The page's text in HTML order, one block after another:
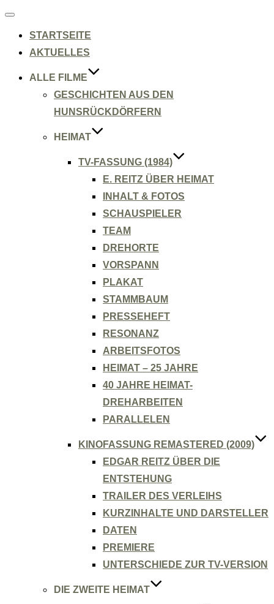
Navigation
STARTSEITE
AKTUELLES
ALLE FILME
GESCHICHTEN AUS DEN
HUNSRÜCKDÖRFERN
HEIMAT
TV-FASSUNG (1984)
E. REITZ ÜBER HEIMAT
INHALT & FOTOS
SCHAUSPIELER
TEAM
DREHORTE
VORSPANN
PLAKAT
STAMMBAUM
PRESSEHEFT
RESONANZ
ARBEITSFOTOS
HEIMAT – 25 JAHRE
40 JAHRE HEIMAT-
DREHARBEITEN
PARALLELEN
KINOFASSUNG REMASTERED (2009)
EDGAR REITZ ÜBER DIE
ENTSTEHUNG
TRAILER DES VERLEIHS
KURZINHALTE UND DARSTELLER
DATEN
PREMIERE
UNTERSCHIEDE ZUR TV-VERSION
DIE ZWEITE HEIMAT